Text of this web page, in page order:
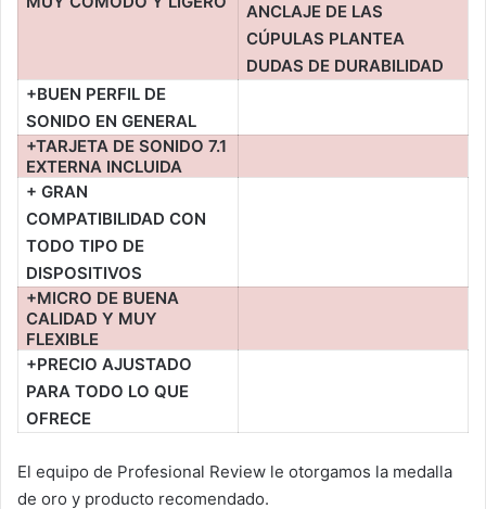
ANCLAJE DE LAS
CÚPULAS PLANTEA
DUDAS DE DURABILIDAD
+BUEN PERFIL DE
SONIDO EN GENERAL
+TARJETA DE SONIDO 7.1
EXTERNA INCLUIDA
+ GRAN
COMPATIBILIDAD CON
TODO TIPO DE
DISPOSITIVOS
+MICRO DE BUENA
CALIDAD Y MUY
FLEXIBLE
+PRECIO AJUSTADO
PARA TODO LO QUE
OFRECE
El equipo de Profesional Review le otorgamos la medalla
de oro y producto recomendado.